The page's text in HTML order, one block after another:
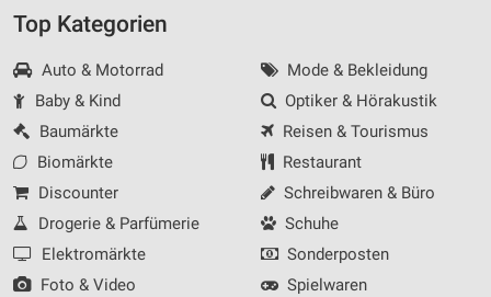
Top Kategorien
Auto & Motorrad
Baby & Kind
Baumärkte
Biomärkte
Discounter
Drogerie & Parfümerie
Elektromärkte
Foto & Video
Mode & Bekleidung
Optiker & Hörakustik
Reisen & Tourismus
Restaurant
Schreibwaren & Büro
Schuhe
Sonderposten
Spielwaren